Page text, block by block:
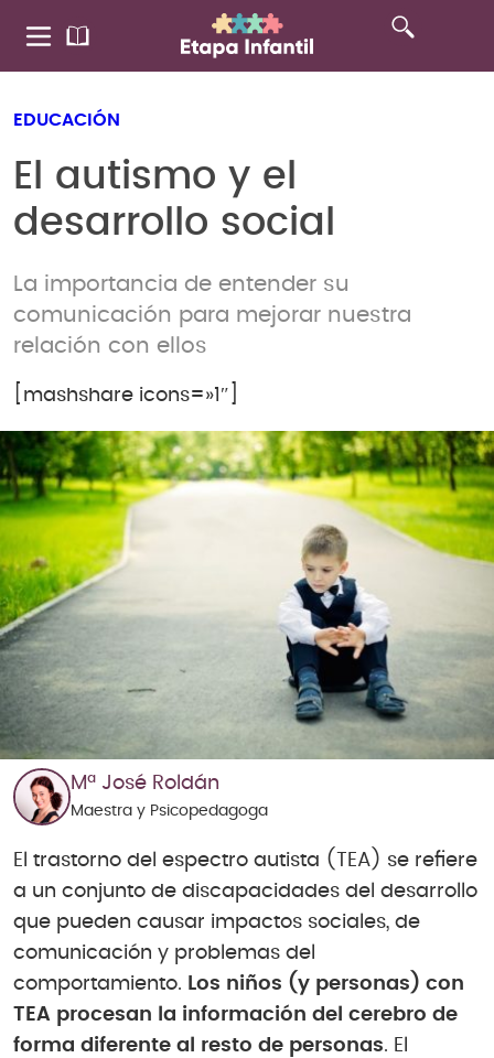
EDUCACIÓN
El autismo y el
desarrollo social
La importancia de entender su
comunicación para mejorar nuestra
relación con ellos
[mashshare icons=»1″]
Mª José Roldán
Maestra y Psicopedagoga
El trastorno del espectro autista (TEA) se refiere
a un conjunto de discapacidades del desarrollo
que pueden causar impactos sociales, de
comunicación y problemas del
comportamiento. Los niños (y personas) con
TEA procesan la información del cerebro de
forma diferente al resto de personas. El